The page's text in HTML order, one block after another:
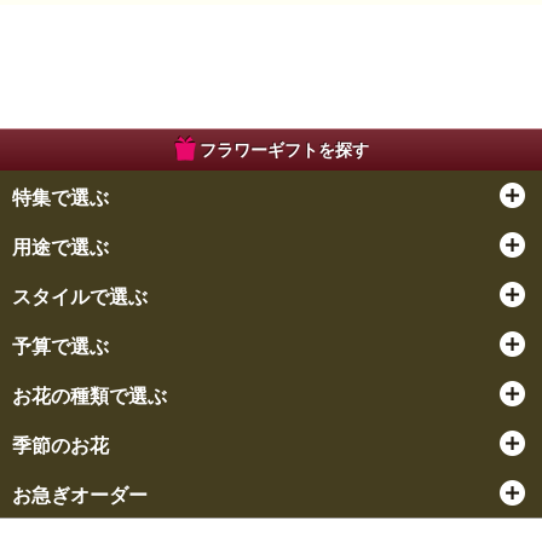
フラワーギフトを探す
特集で選ぶ
用途で選ぶ
スタイルで選ぶ
予算で選ぶ
お花の種類で選ぶ
季節のお花
お急ぎオーダー